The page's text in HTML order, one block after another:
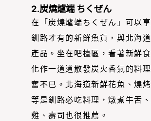
2.炭燒爐端 ちくぜん
在「炭燒爐端ちくぜん」可以
釧路才有的新鮮魚貨，與北海
產品。坐在吧檯區，看著新鮮
化作一道道散發炭火香氣的料
奮不已。北海道新鮮花魚、燒
等是釧路必吃料理，燉煮牛舌
雞、壽司也很推薦。